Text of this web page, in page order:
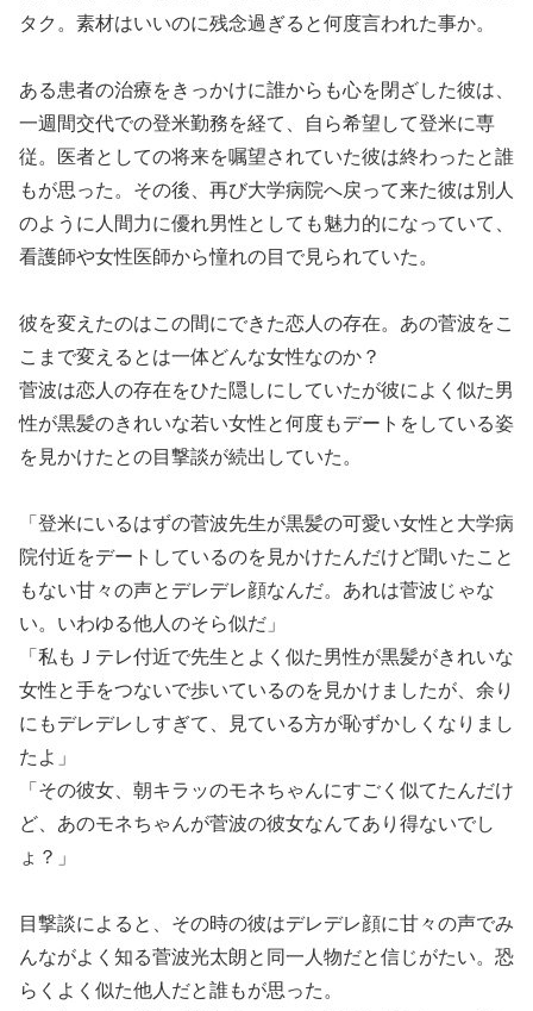
タク。素材はいいのに残念過ぎると何度言われた事か。
ある患者の治療をきっかけに誰からも心を閉ざした彼は、
一週間交代での登米勤務を経て、自ら希望して登米に専
従。医者としての将来を嘱望されていた彼は終わったと誰
もが思った。その後、再び大学病院へ戻って来た彼は別人
のように人間力に優れ男性としても魅力的になっていて、
看護師や女性医師から憧れの目で見られていた。
彼を変えたのはこの間にできた恋人の存在。あの菅波をこ
こまで変えるとは一体どんな女性なのか？
菅波は恋人の存在をひた隠しにしていたが彼によく似た男
性が黒髪のきれいな若い女性と何度もデートをしている姿
を見かけたとの目撃談が続出していた。
「登米にいるはずの菅波先生が黒髪の可愛い女性と大学病
院付近をデートしているのを見かけたんだけど聞いたこと
もない甘々の声とデレデレ顔なんだ。あれは菅波じゃな
い。いわゆる他人のそら似だ」
「私もＪテレ付近で先生とよく似た男性が黒髪がきれいな
女性と手をつないで歩いているのを見かけましたが、余り
にもデレデレしすぎて、見ている方が恥ずかしくなりまし
たよ」
「その彼女、朝キラッのモネちゃんにすごく似てたんだけ
ど、あのモネちゃんが菅波の彼女なんてあり得ないでし
ょ？」
目撃談によると、その時の彼はデレデレ顔に甘々の声でみ
んながよく知る菅波光太朗と同一人物だと信じがたい。恐
らくよく似た他人だと誰もが思った。